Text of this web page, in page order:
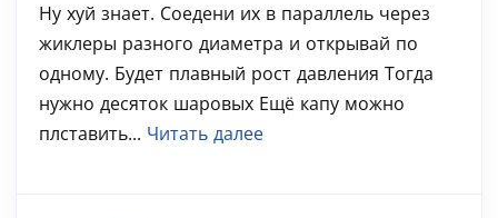
Ну хуй знает. Соедени их в параллель через
жиклеры разного диаметра и открывай по
одному. Будет плавный рост давления Тогда
нужно десяток шаровых Ещё капу можно
плставить... Читать далее